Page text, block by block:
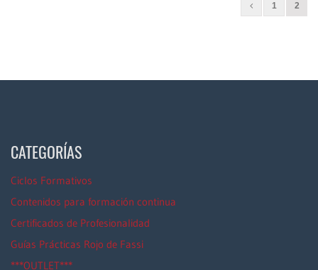
1 2
CATEGORÍAS
Ciclos Formativos
Contenidos para formación continua
Certificados de Profesionalidad
Guías Prácticas Rojo de Fassi
***OUTLET***